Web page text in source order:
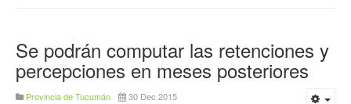
Se podrán computar las retenciones y
percepciones en meses posteriores
Provincia de Tucumán 30 Dec 2015